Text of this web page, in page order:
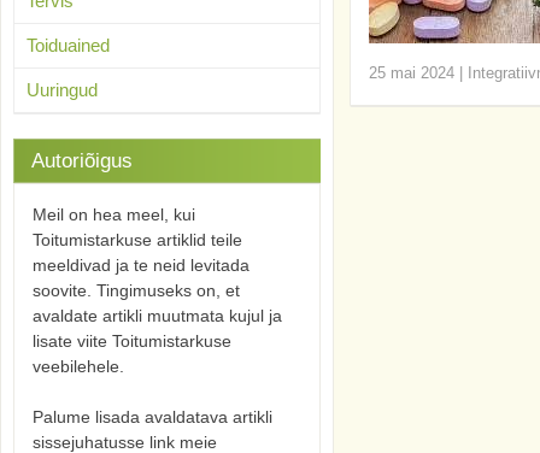
25 mai 2024
Toiduained
Uuringud
Autoriõigus
Meil on hea meel, kui
Toitumistarkuse artiklid teile
meeldivad ja te neid levitada
soovite. Tingimuseks on, et
avaldate artikli muutmata kujul ja
lisate viite Toitumistarkuse
veebilehele.
Palume lisada avaldatava artikli
sissejuhatusse link meie